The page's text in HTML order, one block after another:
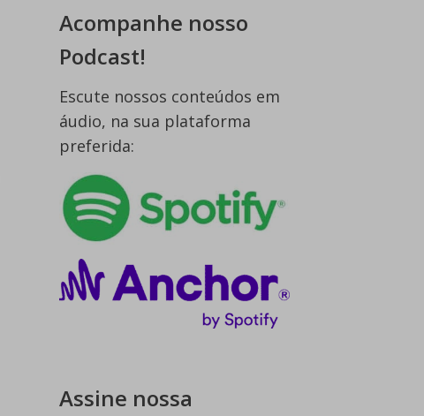
Acompanhe nosso
Podcast!
Escute nossos conteúdos em
áudio, na sua plataforma
preferida:
Assine nossa